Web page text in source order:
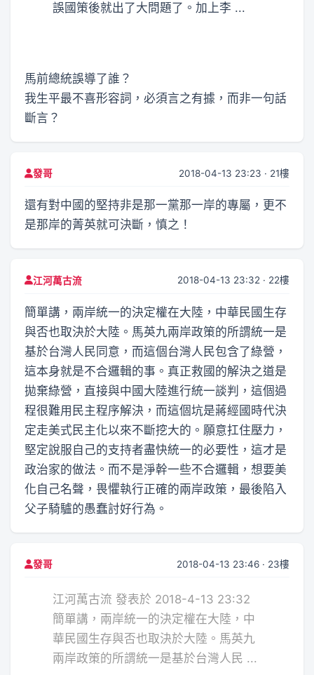
誤國策後就出了大問題了。加上李 ...
馬前總統誤導了誰？
我生平最不喜形容詞，必須言之有據，而非一句話
斷言？
發哥 2018-04-13 23:23 · 21樓
還有對中國的堅持非是那一黨那一岸的專屬，更不
是那岸的菁英就可決斷，慎之！
江河萬古流 2018-04-13 23:32 · 22樓
簡單講，兩岸統一的決定權在大陸，中華民國生存
與否也取決於大陸。馬英九兩岸政策的所謂統一是
基於台灣人民同意，而這個台灣人民包含了綠營，
這本身就是不合邏輯的事。真正救國的解決之道是
拋棄綠營，直接與中國大陸進行統一談判，這個過
程很難用民主程序解決，而這個坑是蔣經國時代決
定走美式民主化以來不斷挖大的。願意扛住壓力，
堅定說服自己的支持者盡快統一的必要性，這才是
政治家的做法。而不是淨幹一些不合邏輯，想要美
化自己名聲，畏懼執行正確的兩岸政策，最後陷入
父子騎驢的愚蠢討好行為。
發哥 2018-04-13 23:46 · 23樓
江河萬古流 發表於 2018-4-13 23:32
簡單講，兩岸統一的決定權在大陸，中
華民國生存與否也取決於大陸。馬英九
兩岸政策的所謂統一是基於台灣人民 ...